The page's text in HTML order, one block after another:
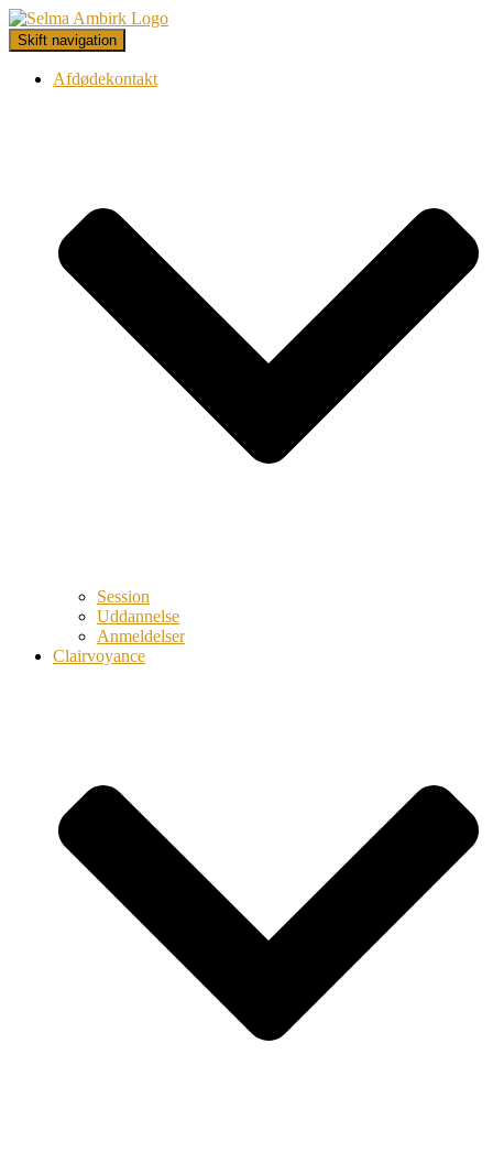
Skift navigation
Afdødekontakt
Session
Uddannelse
Anmeldelser
Clairvoyance